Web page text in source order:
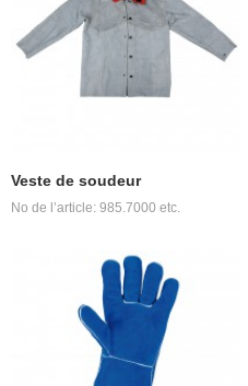
Veste de soudeur
No de l’article: 985.7000 etc.